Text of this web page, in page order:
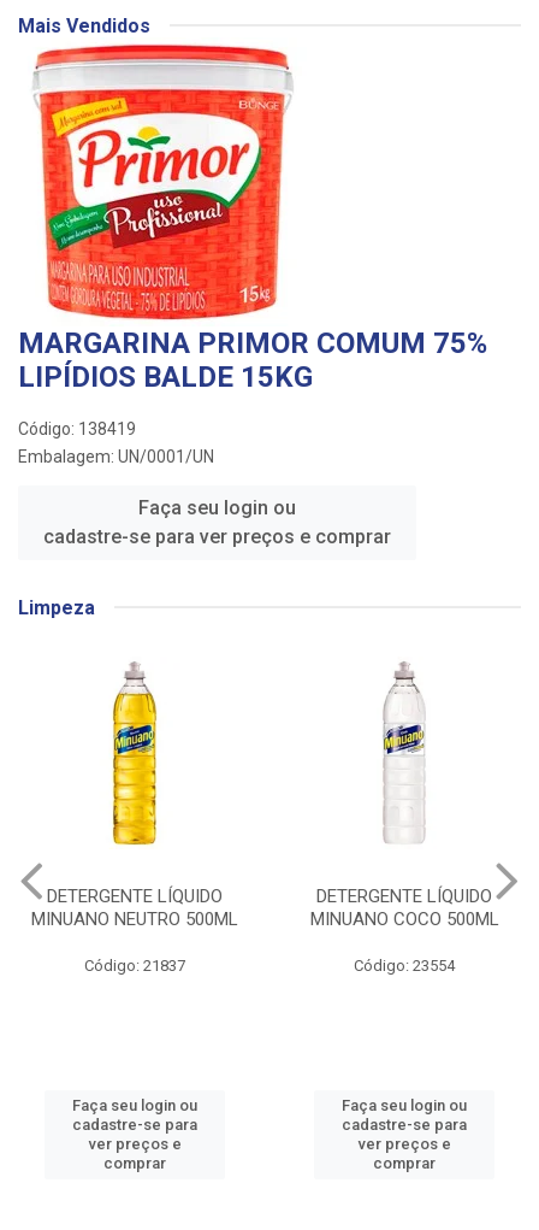
Mais Vendidos
MARGARINA PRIMOR COMUM 75%
LIPÍDIOS BALDE 15KG
Código: 138419
Embalagem: UN/0001/UN
Faça seu login ou
cadastre-se para ver preços e comprar
Limpeza
DETERGENTE LÍQUIDO
MINUANO NEUTRO 500ML
Código: 21837
Faça seu login ou
cadastre-se para
ver preços e
comprar
DETERGENTE LÍQUIDO
MINUANO COCO 500ML
Código: 23554
Faça seu login ou
cadastre-se para
ver preços e
comprar